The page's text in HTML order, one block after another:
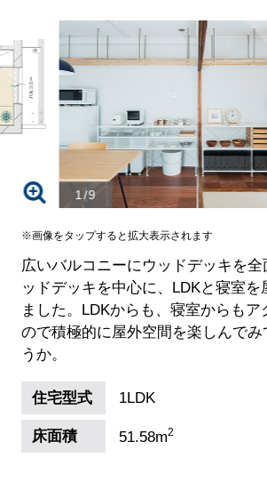
1/9
※画像をタップすると拡大表示されます
広いバルコニーにウッドデッキを全
ッドデッキを中心に、LDKと寝室を
ました。LDKからも、寝室からもア
ので積極的に屋外空間を楽しんでみ
うか。
住宅型式 1LDK
床面積 51.58m2